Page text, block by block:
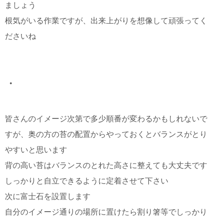
ましょう
根気がいる作業ですが、出来上がりを想像して頑張ってく
ださいね
・
皆さんのイメージ次第で多少順番が変わるかもしれないで
すが、奥の方の苔の配置からやっておくとバランスがとり
やすいと思います
背の高い苔はバランスのとれた高さに整えても大丈夫です
しっかりと自立できるように定着させて下さい
次に富士石を設置します
自分のイメージ通りの場所に置けたら割り箸等でしっかり